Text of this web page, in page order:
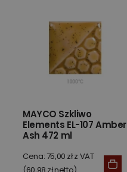
MAYCO Szkliwo
Elements EL-107 Amber
Ash 472 ml
Cena: 75,00 zł z VAT
(60,98 zł netto)